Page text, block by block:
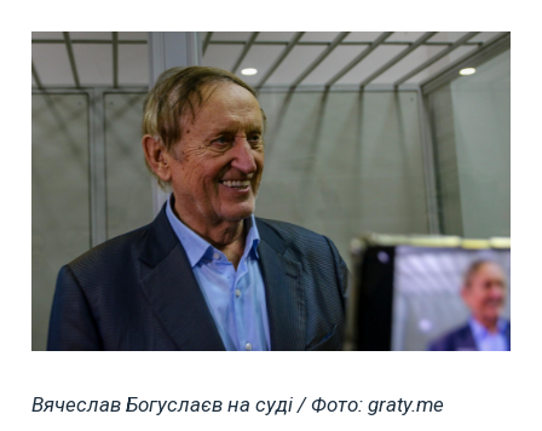
Вячеслав Богуслаєв на суді / Фото: graty.me